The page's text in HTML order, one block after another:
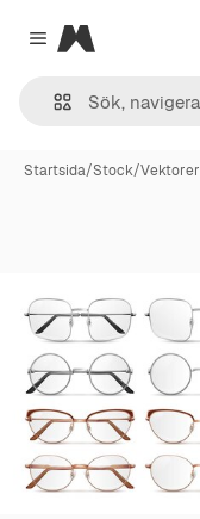
Close menu
Magnific
Startsida/Stock/Vektorer